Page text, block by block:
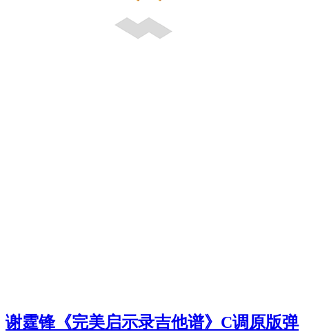
谢霆锋《完美启示录吉他谱》C调原版弹